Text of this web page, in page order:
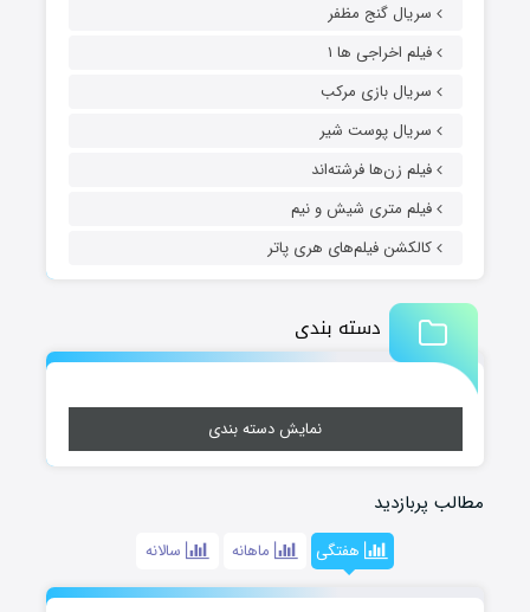
سریال گنج مظفر
فیلم اخراجی ها ۱
سریال بازی مرکب
سریال پوست شیر
فیلم زن‌ها فرشته‌اند
فیلم متری شیش و نیم
کالکشن فیلم‌های هری پاتر
دسته بندی
نمایش دسته بندی
مطالب پربازدید
هفتگی ماهانه سالانه